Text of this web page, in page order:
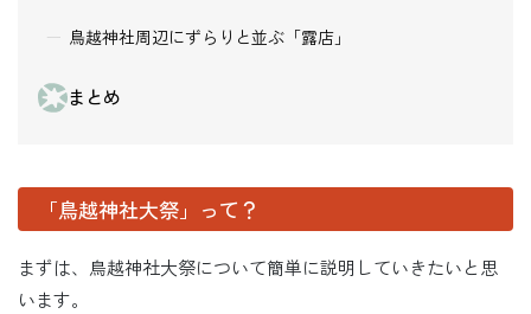
鳥越神社周辺にずらりと並ぶ「露店」
まとめ
「鳥越神社大祭」って？
まずは、鳥越神社大祭について簡単に説明していきたいと思
います。